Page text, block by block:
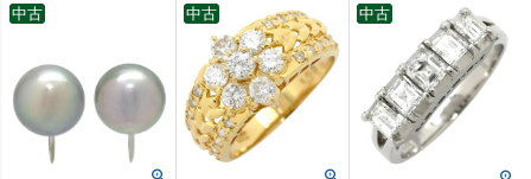
中古 中古 中古